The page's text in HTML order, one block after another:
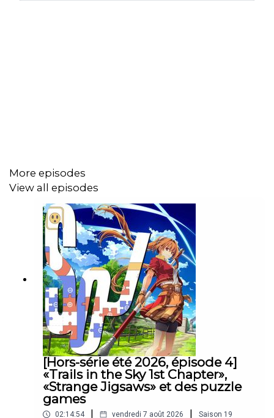
Jérémie Kletzkine, dans sa chronique jeux de société,
nous parle d'Angel's Share
Chapitres :
0:00 Intro
3:26 Les news
30:52 Le com des coms
35:11 Phonopolis
52:52 La chronique jeux de société : Angel's Share
57:53 Zero Parades: For Dead Spies
1:53:27 La minute culturelle
More episodes
View all episodes
[Hors-série été 2026, épisode 4]
«Trails in the Sky 1st Chapter»,
«Strange Jigsaws» et des puzzle
games
02:14:54 vendredi 7 août 2026 Saison 19